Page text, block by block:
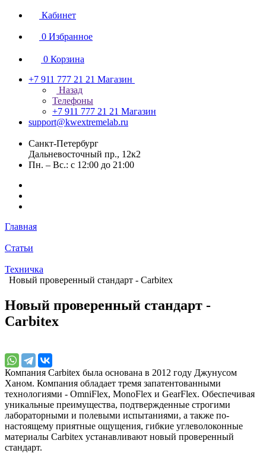
Кабинет
0 Избранное
0 Корзина
+7 911 777 21 21 Магазин
Назад
Телефоны
+7 911 777 21 21 Магазин
support@kwextremelab.ru
Санкт-Петербург
Дальневосточный пр., 12к2
Пн. – Вс.: с 12:00 до 21:00
Главная
Статьи
Техничка
Новый проверенный стандарт - Carbitex
Новый проверенный стандарт -
Carbitex
Компания Carbitex была основана в 2012 году Джунусом
Ханом. Компания обладает тремя запатентованными
технологиями - OmniFlex, MonoFlex и GearFlex. Обеспечивая
уникальные преимущества, подтвержденные строгими
лабораторными и полевыми испытаниями, а также по-
настоящему приятные ощущения, гибкие углеволоконные
материалы Carbitex устанавливают новый проверенный
стандарт.